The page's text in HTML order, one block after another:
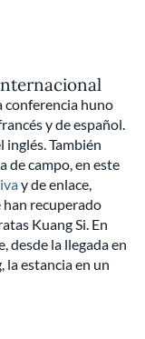
conferencia huno
y de español.
inglés. También
de campo, en este
y de enlace,
han recuperado
Kuang Si. En
desde la llegada en
la estancia en un